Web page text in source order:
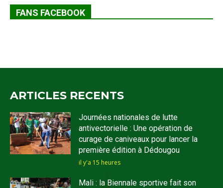
FANS FACEBOOK
ARTICLES RECENTS
Journées nationales de lutte
antivectorielle : Une opération de
curage de caniveaux pour lancer la
première édition à Dédougou
il y'a 15 heures
Mali : la Biennale sportive fait son